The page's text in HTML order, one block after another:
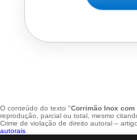
O conteúdo do texto "Corrimão Inox com
reprodução, parcial ou total, mesmo
Crime de violação de direito autoral –
autorais